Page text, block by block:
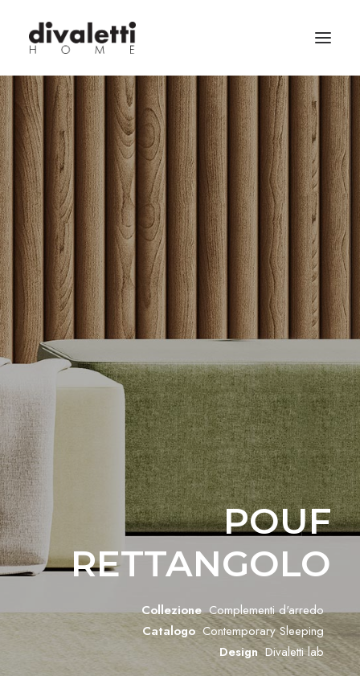
POUF
RETTANGOLO
Collezione Complementi d'arredo
Catalogo Contemporary Sleeping
Design Divaletti lab